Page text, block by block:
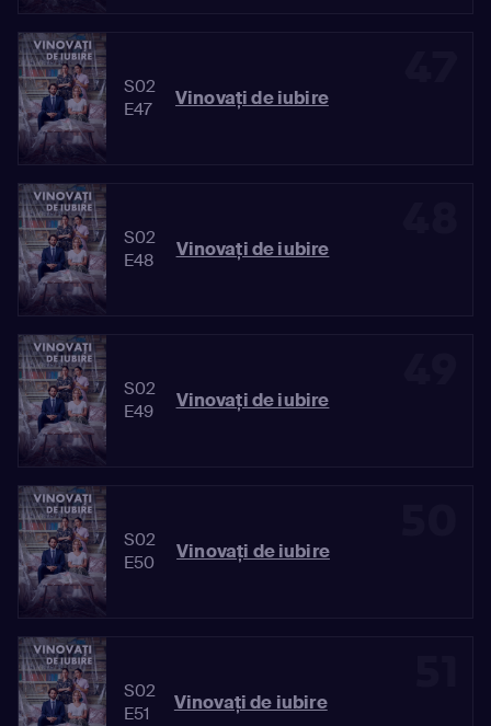
S02
E47
Vinovaţi de iubire
S02
E48
Vinovaţi de iubire
S02
E49
Vinovaţi de iubire
S02
E50
Vinovaţi de iubire
S02
E51
Vinovaţi de iubire